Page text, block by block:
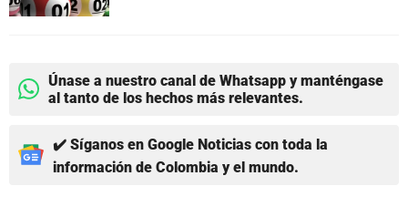
Únase a nuestro canal de Whatsapp y manténgase
al tanto de los hechos más relevantes.
✔️ Síganos en Google Noticias con toda la
información de Colombia y el mundo.